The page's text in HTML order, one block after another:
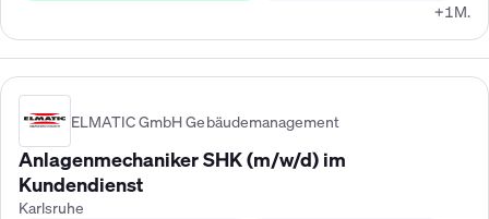
+1M.
ELMATIC GmbH Gebäudemanagement
Anlagenmechaniker SHK (m/w/d) im
Kundendienst
Karlsruhe